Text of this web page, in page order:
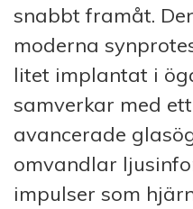
snabbt framåt.
moderna
litet implantat i
samverkar med
avancerade
omvandlar
impulser som